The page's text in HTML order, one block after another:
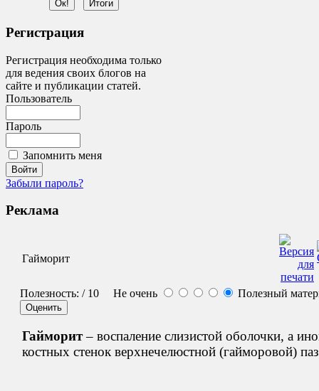
Регистрация
Регистрация необходима только
для ведения своих блогов на
сайте и публикации статей.
Пользователь
Пароль
Запомнить меня
Забыли пароль?
Реклама
Гайморит
Полезность: / 10 Не очень Полезный
Гайморит– воспаление слизистой оболочки, а
костных стенок верхнечелюстной (гайморовой)